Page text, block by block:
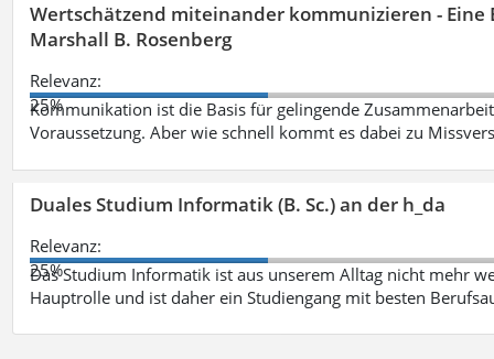
Wertschätzend miteinander kommunizieren -
Marshall B. Rosenberg
Relevanz:
25%
Kommunikation ist die Basis für gelingende
Voraussetzung. Aber wie schnell kommt es dabei zu
Duales Studium Informatik (B. Sc.) an der h_da
Relevanz:
25%
Das Studium Informatik ist aus unserem Alltag nicht mehr
Hauptrolle und ist daher ein Studiengang mit besten